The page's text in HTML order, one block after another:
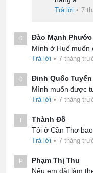
Trả lời • 7
Đ
Đào Mạnh Phước
Mình ở Huế muốn
Trả lời • 7 tháng
Đ
Đinh Quốc Tuyến
Mình muốn được
Trả lời • 7 tháng
T
Thành Đỗ
Tôi ở Cần Thơ
Trả lời • 7 tháng
P
Phạm Thị Thu
Nếu em đặt làm